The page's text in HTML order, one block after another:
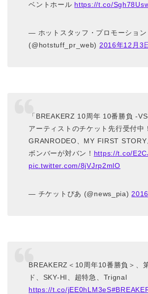
ベントホール https://t.co/
— ホットスタッフ・プロモーション
(@hotstuff_pr_web) 2016年12月3
「BREAKERZ 10周年 10番勝負 -
アーティストのチケット先行受付中！
GRANRODEO、MY FIRST STORY
ボンバーが対バン！ https://t.co/
pic.twitter.com/8jVJrp2mlO
— チケットぴあ (@news_pia)
BREAKERZ＜10周年10番勝負＞、
ド、SKY-HI、超特急、Trignal
https://t.co/jEE0hLM3eS